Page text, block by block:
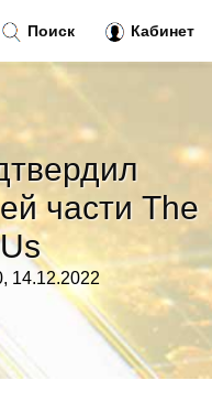
части The
14.12.2022
Поиск Кабинет